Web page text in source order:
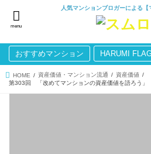
人気マンションブロガーによる【
menu
おすすめマンション HARUMI
HOME 資産価値・マンション流通
資産価値
第303回 「改めてマンションの資産価値を語ろう」